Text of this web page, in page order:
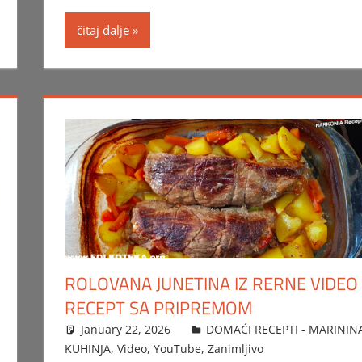
čitaj dalje
ROLOVANA JUNETINA IZ RERNE VIDEO
RECEPT SA PRIPREMOM
January 22, 2026 FTorgAdmin
DOMAĆI RECEPTI -
KUHINJA, Video, YouTube, Zanimljivo